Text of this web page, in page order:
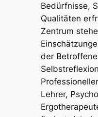
Bedürfnisse,
Qualitäten
Zentrum
der
Lehrer,